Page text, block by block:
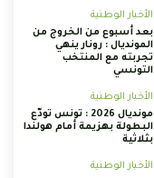
الأخبار الوطنية
بعد أسبوع من الخروج من
المونديال : رونار ينهي
تجربته مع المنتخب
التونسي
الأخبار الوطنية
مونديال 2026 : تونس تودّع
البطولة بهزيمة أمام هولندا
بثلاثية
الأخبار الوطنية